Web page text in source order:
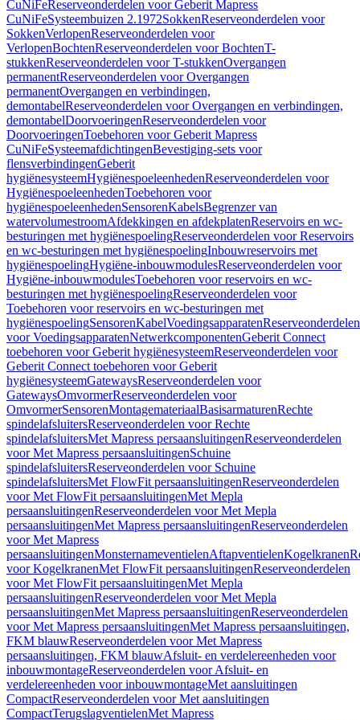
CuNiFeReserveonderdelen voor Geberit Mapress
CuNiFeSysteembuizen 2.1972SokkenReserveonderdelen voor
SokkenVerlopenReserveonderdelen voor
VerlopenBochtenReserveonderdelen voor BochtenT-
stukkenReserveonderdelen voor T-stukkenOvergangen
permanentReserveonderdelen voor Overgangen
permanentOvergangen en verbindingen,
demontabelReserveonderdelen voor Overgangen en verbindingen,
demontabelDoorvoeringenReserveonderdelen voor
DoorvoeringenToebehoren voor Geberit Mapress
CuNiFeSysteemafdichtingenBevestiging-sets voor
flensverbindingenGeberit
hygiënesysteemHygiënespoeleenhedenReserveonderdelen voor
HygiënespoeleenhedenToebehoren voor
hygiënespoeleenhedenSensorenKabelsBegrenzer van
watervolumestroomAfdekkingen en afdekplatenReservoirs en wc-
besturingen met hygiënespoelingReserveonderdelen voor Reservoirs
en wc-besturingen met hygiënespoelingInbouwreservoirs met
hygiënespoelingHygiëne-inbouwmodulesReserveonderdelen voor
Hygiëne-inbouwmodulesToebehoren voor reservoirs en wc-
besturingen met hygiënespoelingReserveonderdelen voor
Toebehoren voor reservoirs en wc-besturingen met
hygiënespoelingSensorenKabelVoedingsapparatenReserveonderdelen
voor VoedingsapparatenNetwerkcomponentenGeberit Connect
toebehoren voor Geberit hygiënesysteemReserveonderdelen voor
Geberit Connect toebehoren voor Geberit
hygiënesysteemGatewaysReserveonderdelen voor
GatewaysOmvormerReserveonderdelen voor
OmvormerSensorenMontagemateriaalBasisarmaturenRechte
spindelafsluitersReserveonderdelen voor Rechte
spindelafsluitersMet Mapress persaansluitingenReserveonderdelen
voor Met Mapress persaansluitingenSchuine
spindelafsluitersReserveonderdelen voor Schuine
spindelafsluitersMet FlowFit persaansluitingenReserveonderdelen
voor Met FlowFit persaansluitingenMet Mepla
persaansluitingenReserveonderdelen voor Met Mepla
persaansluitingenMet Mapress persaansluitingenReserveonderdelen
voor Met Mapress
persaansluitingenMonsternameventielenAftapventielenKogelkranen
voor KogelkranenMet FlowFit persaansluitingenReserveonderdelen
voor Met FlowFit persaansluitingenMet Mepla
persaansluitingenReserveonderdelen voor Met Mepla
persaansluitingenMet Mapress persaansluitingenReserveonderdelen
voor Met Mapress persaansluitingenMet Mapress persaansluitingen,
FKM blauwReserveonderdelen voor Met Mapress
persaansluitingen, FKM blauwAfsluit- en verdelereenheden voor
inbouwmontageReserveonderdelen voor Afsluit- en
verdelereenheden voor inbouwmontageMet aansluitingen
CompactReserveonderdelen voor Met aansluitingen
CompactTerugslagventielenMet Mapress